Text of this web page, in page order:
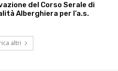
del Corso Serale di
Alberghiera per l’a.s.
altri